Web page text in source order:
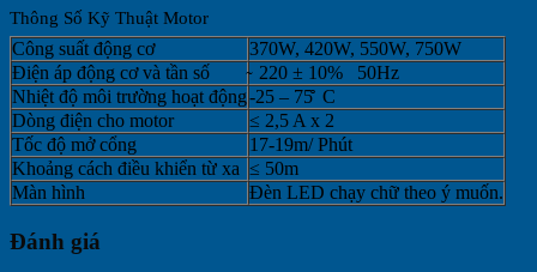
Thông Số Kỹ Thuật Motor
Công suất động cơ
370W, 420W, 550W, 750W
Điện áp động cơ và tần số
̴ 220 ± 10% 50Hz
Nhiệt độ môi trường hoạt động-25 – 75̊̊ C
Dòng điện cho motor
≤ 2,5 A x 2
Tốc độ mở cổng
17-19m/ Phút
Khoảng cách điều khiển từ xa ≤ 50m
Màn hình
Đèn LED chạy chữ theo ý muốn.
Đánh giá